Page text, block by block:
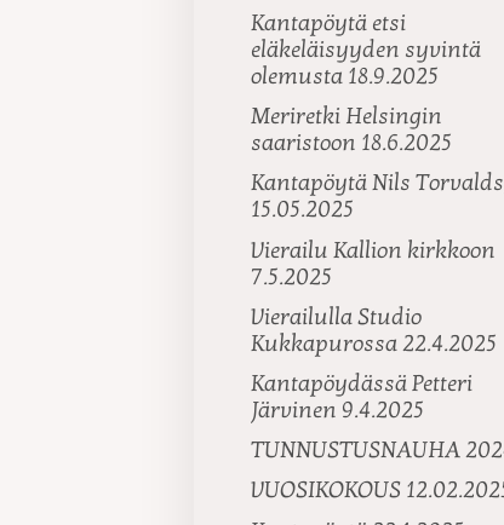
Kantapöytä etsi
eläkeläisyyden syvintä
olemusta 18.9.2025
Meriretki Helsingin
saaristoon 18.6.2025
Kantapöytä Nils
15.05.2025
Vierailu Kallion kirkkoon
7.5.2025
Vierailulla Studio
Kukkapurossa 22.4.2025
Kantapöydässä Petteri
Järvinen 9.4.2025
TUNNUSTUSNAUHA
VUOSIKOKOUS